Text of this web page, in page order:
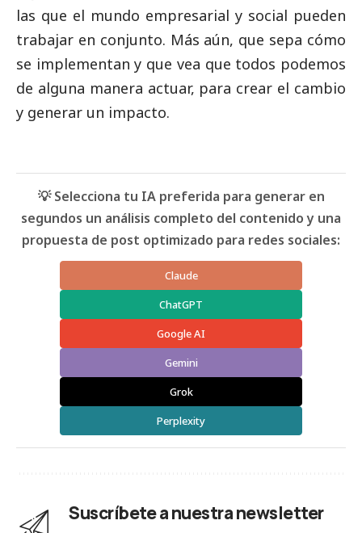
las que el mundo empresarial y social pueden
trabajar en conjunto. Más aún, que sepa cómo
se implementan y que vea que todos podemos
de alguna manera actuar, para crear el cambio
y generar un impacto.
💡 Selecciona tu IA preferida para generar en
segundos un análisis completo del contenido y una
propuesta de post optimizado para redes sociales:
Claude
ChatGPT
Google AI
Gemini
Grok
Perplexity
Suscríbete a nuestra newsletter